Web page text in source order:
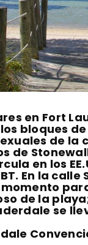
en Fort
bloques
de la
de
en los
En la
de la
se